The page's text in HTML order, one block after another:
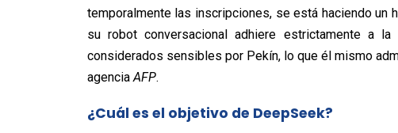
temporalmente las inscripciones, se está haciendo un
su robot conversacional adhiere estrictamente a
considerados sensibles por Pekín, lo que él mismo
agenciaAFP.
¿Cuál es el objetivo de DeepSeek?